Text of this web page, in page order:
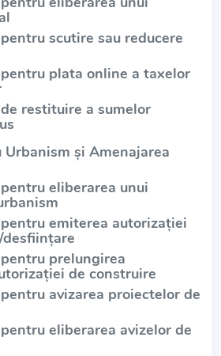
scutire sau reducere
plata online a taxelor
restituire a sumelor
și Amenajarea
eliberarea unui
emiterea autorizației
prelungirea
de construire
avizarea proiectelor de
eliberarea avizelor de